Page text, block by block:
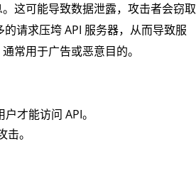
这可能导致数据泄露，攻击者会窃取
请求压垮 API 服务器，从而导致服
常用于广告或恶意目的。
才能访问 API。
。